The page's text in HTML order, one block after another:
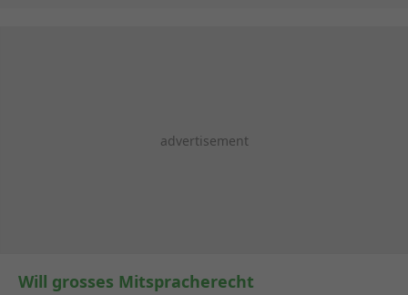
Will grosses Mitspracherecht